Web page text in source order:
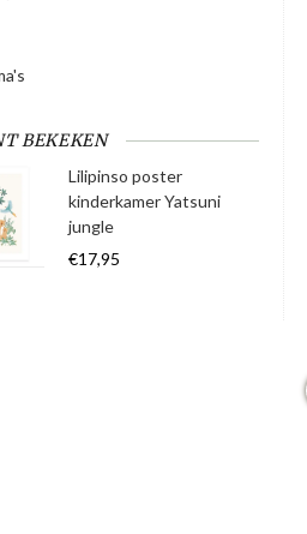
BEKEKEN
Lilipinso poster
kinderkamer Yatsuni
jungle
€17,95